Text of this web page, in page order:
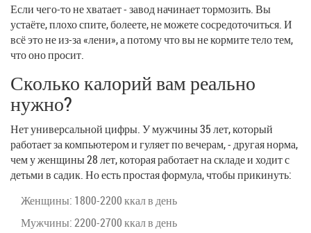
Если чего-то не хватает - завод начинает тормозить. Вы
устаёте, плохо спите, болеете, не можете сосредоточиться. И
всё это не из-за «лени», а потому что вы не кормите тело тем,
что оно просит.
Сколько калорий вам реально
нужно?
Нет универсальной цифры. У мужчины 35 лет, который
работает за компьютером и гуляет по вечерам, - другая норма,
чем у женщины 28 лет, которая работает на складе и ходит с
детьми в садик. Но есть простая формула, чтобы прикинуть:
Женщины: 1800-2200 ккал в день
Мужчины: 2200-2700 ккал в день